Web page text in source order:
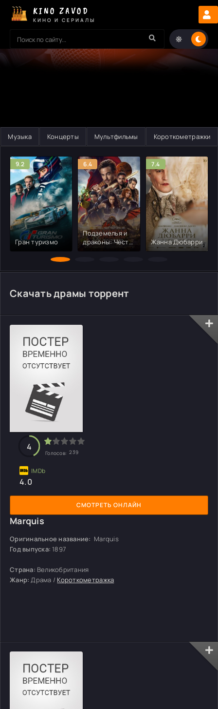
KINO ZAVOD
КИНО И СЕРИАЛЫ
Музыка Концерты Мультфильмы Короткометражки
9.2
Гран туризмо
6.4
Подземелья и
драконы: Честь
среди воров
7.4
Жанна Дюбарри
Скачать драмы торрент
Marquis
Оригинальное название: Marquis
Год выпуска: 1897
Страна: Великобритания
Жанр: Драма / Короткометражка
СМОТРЕТЬ ОНЛАЙН
4
Голосов: 239
4.0